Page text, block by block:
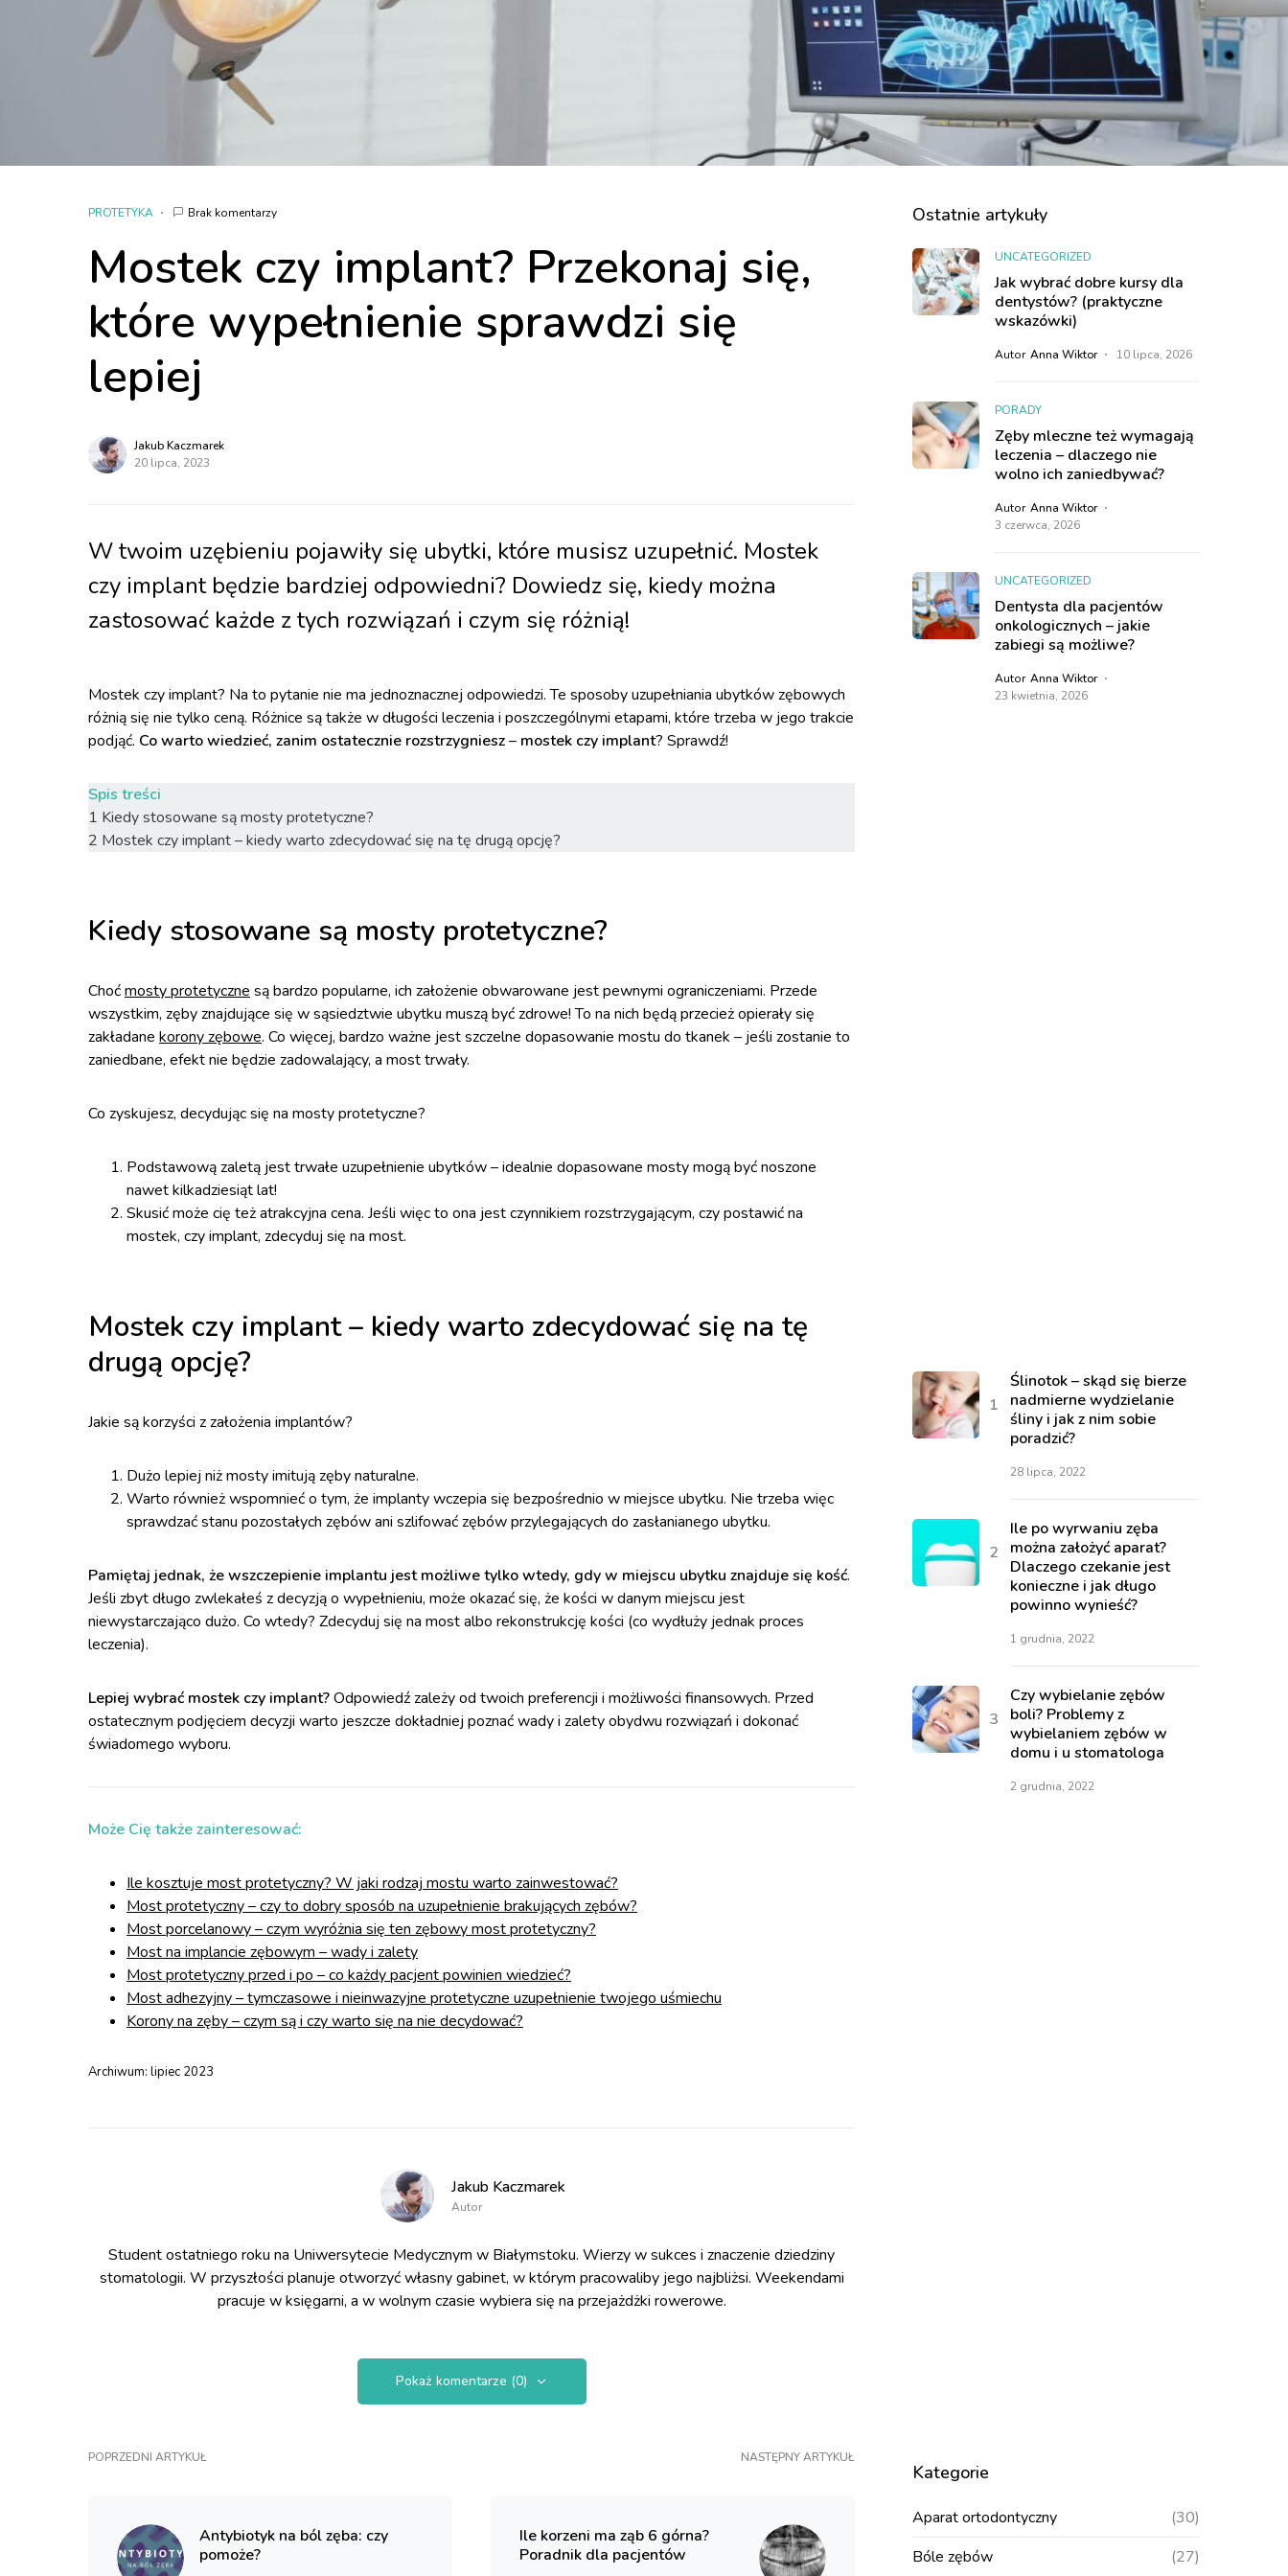
PROTETYKA Brak komentarzy
Mostek czy implant? Przekonaj się,
które wypełnienie sprawdzi się
lepiej
Jakub Kaczmarek
20 lipca, 2023
W twoim uzębieniu pojawiły się ubytki, które musisz uzupełnić. Mostek
czy implant będzie bardziej odpowiedni? Dowiedz się, kiedy można
zastosować każde z tych rozwiązań i czym się różnią!
Mostek czy implant? Na to pytanie nie ma jednoznacznej odpowiedzi. Te sposoby uzupełniania ubytków zębowych
różnią się nie tylko ceną. Różnice są także w długości leczenia i poszczególnymi etapami, które trzeba w jego trakcie
podjąć. Co warto wiedzieć, zanim ostatecznie rozstrzygniesz– mostek czy implant? Sprawdź!
Spis treści
1 Kiedy stosowane są mosty protetyczne?
2 Mostek czy implant – kiedy warto zdecydować się na tę drugą opcję?
Kiedy stosowane są mosty protetyczne?
Choćmosty protetyczne są bardzo popularne, ich założenie obwarowane jest pewnymi ograniczeniami. Przede
wszystkim, zęby znajdujące się w sąsiedztwie ubytku muszą być zdrowe! To na nich będą przecież opierały się
zakładane korony zębowe. Co więcej, bardzo ważne jest szczelne dopasowanie mostu do tkanek – jeśli zostanie to
zaniedbane, efekt nie będzie zadowalający, a most trwały.
Co zyskujesz, decydując się na mosty protetyczne?
Podstawową zaletą jest trwałe uzupełnienie ubytków – idealnie dopasowane mosty mogą być noszone
nawet kilkadziesiąt lat!
Skusić może cię też atrakcyjna cena. Jeśli więc to ona jest czynnikiem rozstrzygającym, czy postawić na
mostek, czy implant, zdecyduj się na most.
Mostek czy implant – kiedy warto zdecydować się na tę
drugą opcję?
Jakie są korzyści z założenia implantów?
Dużo lepiej niż mosty imitują zęby naturalne.
Warto również wspomnieć o tym, że implanty wczepia się bezpośrednio w miejsce ubytku. Nie trzeba więc
sprawdzać stanu pozostałych zębów ani szlifować zębów przylegających do zasłanianego ubytku.
Pamiętaj jednak, że wszczepienie implantu jest możliwe tylko wtedy, gdy w miejscu ubytku znajduje się kość.
Jeśli zbyt długo zwlekałeś z decyzją o wypełnieniu, może okazać się, że kości w danym miejscu jest
niewystarczająco dużo. Co wtedy? Zdecyduj się na most albo rekonstrukcję kości (co wydłuży jednak proces
leczenia).
Lepiej wybrać mostek czy implant?Odpowiedź zależy od twoich preferencji i możliwości finansowych. Przed
ostatecznym podjęciem decyzji warto jeszcze dokładniej poznać wady i zalety obydwu rozwiązań i dokonać
świadomego wyboru.
Może Cię także zainteresować:
Ile kosztuje most protetyczny? W jaki rodzaj mostu warto zainwestować?
Most protetyczny – czy to dobry sposób na uzupełnienie brakujących zębów?
Most porcelanowy – czym wyróżnia się ten zębowy most protetyczny?
Most na implancie zębowym – wady i zalety
Most protetyczny przed i po – co każdy pacjent powinien wiedzieć?
Most adhezyjny – tymczasowe i nieinwazyjne protetyczne uzupełnienie twojego uśmiechu
Korony na zęby – czym są i czy warto się na nie decydować?
Archiwum: lipiec 2023
Jakub Kaczmarek
Autor
Student ostatniego roku na Uniwersytecie Medycznym w Białymstoku. Wierzy w sukces i znaczenie dziedziny
stomatologii. W przyszłości planuje otworzyć własny gabinet, w którym pracowaliby jego najbliżsi. Weekendami
pracuje w księgarni, a w wolnym czasie wybiera się na przejażdżki rowerowe.
Pokaż komentarze (0)
POPRZEDNI ARTYKUŁ
Antybiotyk na ból zęba: czy
pomoże?
NASTĘPNY ARTYKUŁ
Ile korzeni ma ząb 6 górna?
Poradnik dla pacjentów
Ostatnie artykuły
UNCATEGORIZED
Jak wybrać dobre kursy dla
dentystów? (praktyczne
wskazówki)
Autor Anna Wiktor 10 lipca, 2026
PORADY
Zęby mleczne też wymagają
leczenia – dlaczego nie
wolno ich zaniedbywać?
Autor Anna Wiktor
3 czerwca, 2026
UNCATEGORIZED
Dentysta dla pacjentów
onkologicznych – jakie
zabiegi są możliwe?
Autor Anna Wiktor
23 kwietnia, 2026
Ślinotok – skąd się bierze
nadmierne wydzielanie
śliny i jak z nim sobie
poradzić?
28 lipca, 2022
Ile po wyrwaniu zęba
można założyć aparat?
Dlaczego czekanie jest
konieczne i jak długo
powinno wynieść?
1 grudnia, 2022
Czy wybielanie zębów
boli? Problemy z
wybielaniem zębów w
domu i u stomatologa
2 grudnia, 2022
Kategorie
Aparat ortodontyczny
(30)
Bóle zębów
(27)